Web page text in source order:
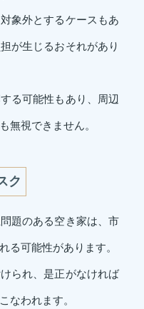
象外とするケースもあ
が生じるおそれがあり
る可能性もあり、周辺
無視できません。
ク
題のある空き家は、市
る可能性があります。
られ、是正がなければ
なわれます。